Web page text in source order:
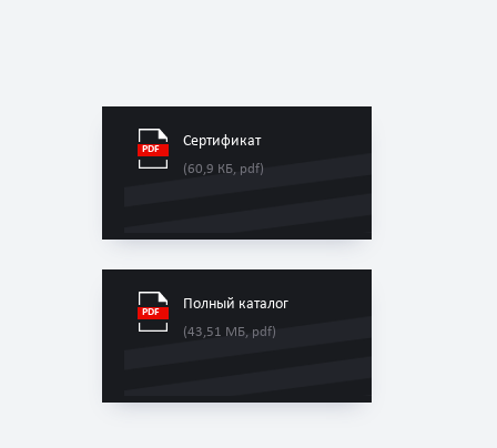
Сертификат
(60,9 КБ, pdf)
Полный каталог
(43,51 МБ, pdf)